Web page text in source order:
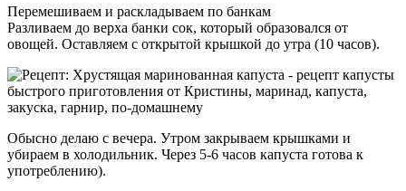
Перемешиваем и раскладываем по банкам
Разливаем до верха банки сок, который образовался от
овощей. Оставляем с открытой крышкой до утра (10 часов).
Обысно делаю с вечера. Утром закрываем крышками и
убираем в холодильник. Через 5-6 часов капуста готова к
употреблению).